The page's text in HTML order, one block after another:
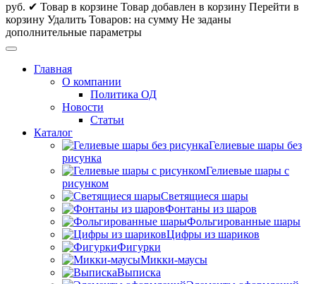
руб. ✔ Товар в корзине Товар добавлен в корзину Перейти в
корзину Удалить Товаров: на сумму Не заданы
дополнительные параметры
Главная
О компании
Политика ОД
Новости
Статьи
Каталог
Гелиевые шары без
рисунка
Гелиевые шары с
рисунком
Светящиеся шары
Фонтаны из шаров
Фольгированные шары
Цифры из шариков
Фигурки
Микки-маусы
Выписка